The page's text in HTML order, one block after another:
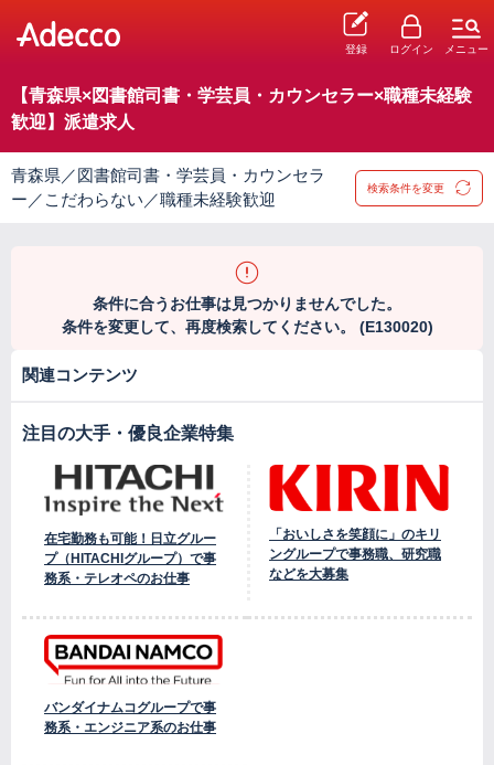
登録 ログイン メニュー
【青森県×図書館司書・学芸員・カウンセラー×職種未経験
歓迎】派遣求人
青森県／図書館司書・学芸員・カウンセラ
ー／こだわらない／職種未経験歓迎
検索条件を変更
条件に合うお仕事は見つかりませんでした。
条件を変更して、再度検索してください。 (E130020)
関連コンテンツ
注目の大手・優良企業特集
在宅勤務も可能！日立グルー
プ（HITACHIグループ）で事
務系・テレオペのお仕事
「おいしさを笑顔に」のキリ
ングループで事務職、研究職
などを大募集
バンダイナムコグループで事
務系・エンジニア系のお仕事